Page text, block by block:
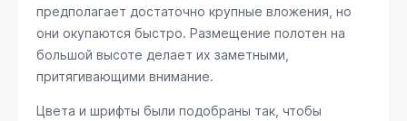
предполагает достаточно крупные вложения, но
они окупаются быстро. Размещение полотен на
большой высоте делает их заметными,
притягивающими внимание.
Цвета и шрифты были подобраны так, чтобы